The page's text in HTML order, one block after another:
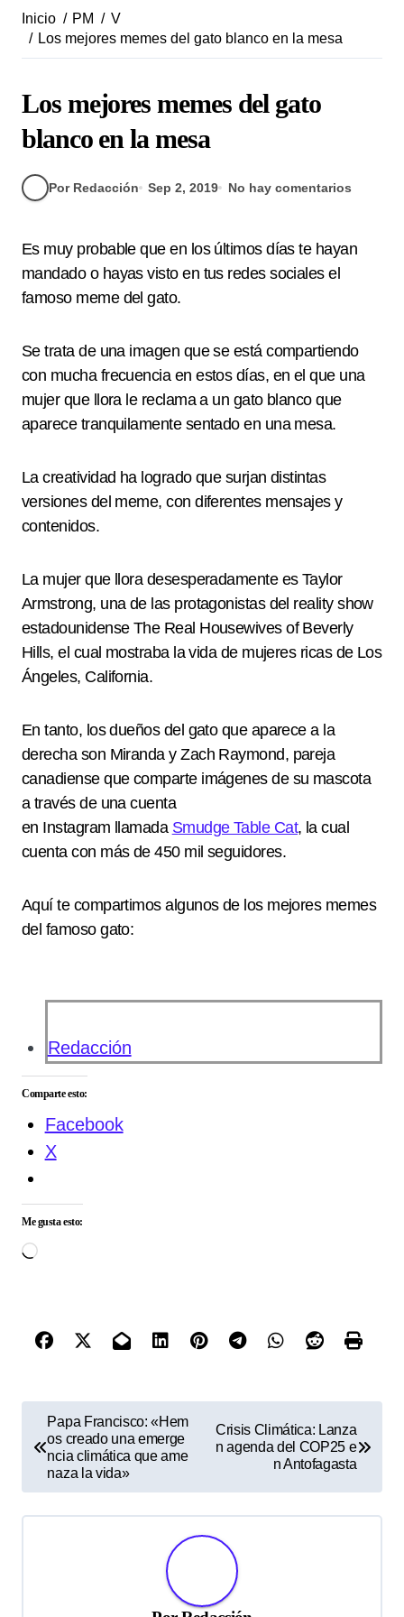
Inicio PM
V
Los mejores memes del gato blanco en la mesa
Los mejores memes del gato
blanco en la mesa
Por Redacción Sep 2, 2019 No hay comentarios
Es muy probable que en los últimos días te hayan
mandado o hayas visto en tus redes sociales el
famoso meme del gato.
Se trata de una imagen que se está compartiendo
con mucha frecuencia en estos días, en el que una
mujer que llora le reclama a un gato blanco que
aparece tranquilamente sentado en una mesa.
La creatividad ha logrado que surjan distintas
versiones del meme, con diferentes mensajes y
contenidos.
La mujer que llora desesperadamente es Taylor
Armstrong, una de las protagonistas del reality show
estadounidense The Real Housewives of Beverly
Hills, el cual mostraba la vida de mujeres ricas de Los
Ángeles, California.
En tanto, los dueños del gato que aparece a la
derecha son Miranda y Zach Raymond, pareja
canadiense que comparte imágenes de su mascota
a través de una cuenta
en Instagram llamada Smudge Table Cat, la cual
cuenta con más de 450 mil seguidores.
Aquí te compartimos algunos de los mejores memes
del famoso gato:
Redacción
Comparte esto:
Facebook
X
Me gusta esto:
Cargando...
Papa Francisco: «Hem
os creado una emerge
ncia climática que ame
naza la vida»
Crisis Climática: Lanza
n agenda del COP25 e
n Antofagasta